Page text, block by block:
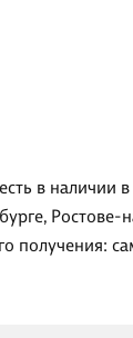
в
получения: